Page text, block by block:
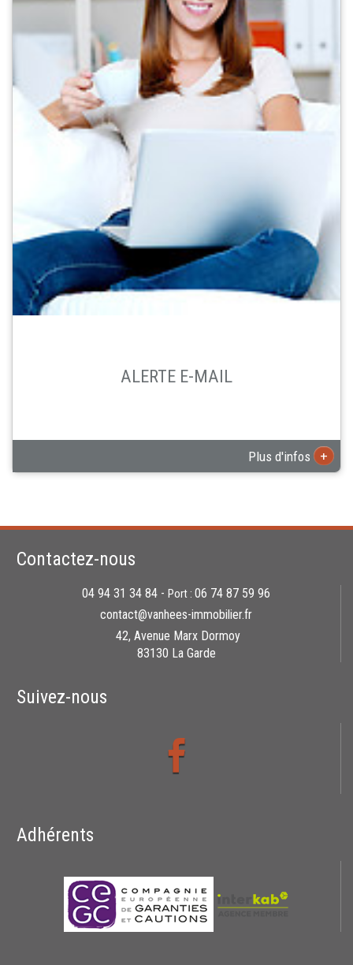
ALERTE E-MAIL
Plus d'infos +
Contactez-nous
04 94 31 34 84 - Port : 06 74 87 59 96
contact@vanhees-immobilier.fr
42, Avenue Marx Dormoy
83130 La Garde
Suivez-nous
Adhérents